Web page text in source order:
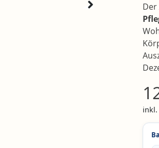
Der
inkl.